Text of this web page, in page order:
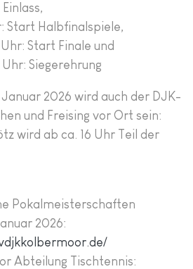
Start Halbfinalspiele,
Start Finale und
Siegerehrung
Januar 2026 wird auch der DJK-
und Freising vor Ort sein:
wird ab ca. 16 Uhr Teil der
Pokalmeisterschaften
2026:
Abteilung Tischtennis: